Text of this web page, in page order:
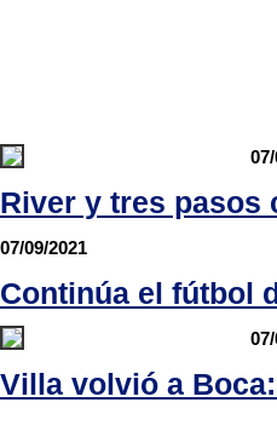
River y tres pasos
07/09/2021
Continúa el fútbol
Villa volvió a